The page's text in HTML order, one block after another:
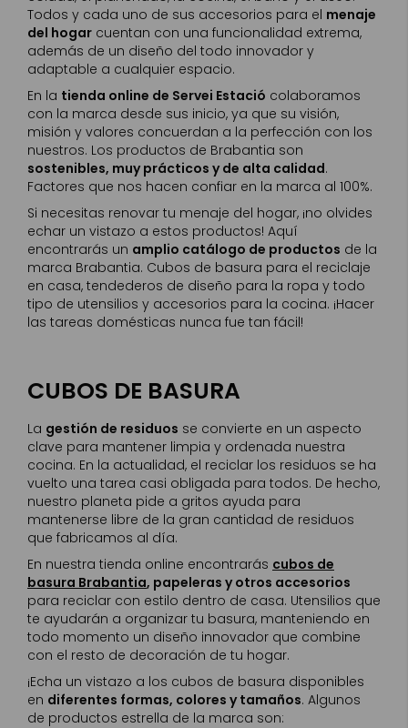
Todos y cada uno de sus accesorios para el menaje
del hogar cuentan con una funcionalidad extrema,
además de un diseño del todo innovador y
adaptable a cualquier espacio.
En la tienda online de Servei Estació colaboramos
con la marca desde sus inicio, ya que su visión,
misión y valores concuerdan a la perfección con los
nuestros. Los productos de Brabantia son
sostenibles, muy prácticos y de alta calidad.
Factores que nos hacen confiar en la marca al 100%.
Si necesitas renovar tu menaje del hogar, ¡no olvides
echar un vistazo a estos productos! Aquí
encontrarás un amplio catálogo de productos de la
marca Brabantia. Cubos de basura para el reciclaje
en casa, tendederos de diseño para la ropa y todo
tipo de utensilios y accesorios para la cocina. ¡Hacer
las tareas domésticas nunca fue tan fácil!
CUBOS DE BASURA
La gestión de residuos se convierte en un aspecto
clave para mantener limpia y ordenada nuestra
cocina. En la actualidad, el reciclar los residuos se ha
vuelto una tarea casi obligada para todos. De hecho,
nuestro planeta pide a gritos ayuda para
mantenerse libre de la gran cantidad de residuos
que fabricamos al día.
En nuestra tienda online encontrarás cubos de
basura Brabantia, papeleras y otros accesorios
para reciclar con estilo dentro de casa. Utensilios que
te ayudarán a organizar tu basura, manteniendo en
todo momento un diseño innovador que combine
con el resto de decoración de tu hogar.
¡Echa un vistazo a los cubos de basura disponibles
en diferentes formas, colores y tamaños. Algunos
de productos estrella de la marca son: